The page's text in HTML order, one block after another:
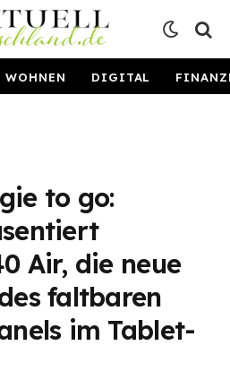
WOHNEN DIGITAL
to go:
Air, die neue
faltbaren
im Tablet-